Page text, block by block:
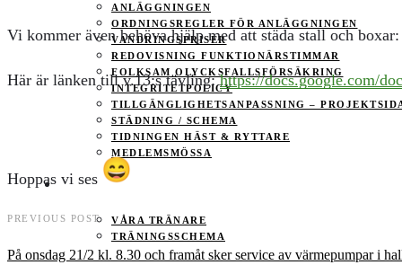
ANLÄGGNINGEN
ORDNINGSREGLER FÖR ANLÄGGNINGEN
VANDRINGSPRISER
REDOVISNING FUNKTIONÄRSTIMMAR
FOLKSAM OLYCKSFALLSFÖRSÄKRING
INTEGRITETPOLICY
TILLGÄNGLIGHETSANPASSNING –
STÄDNING / SCHEMA
TIDNINGEN HÄST & RYTTARE
MEDLEMSMÖSSA
TRÄNING
VÅRA TRÄNARE
TRÄNINGSSCHEMA
Vi kommer även behöva hjälp med att städa stall och
Här är länken till v.13:s tävling:https://docs.google.com/
Hoppas vi ses
PREVIOUS POST
På onsdag 21/2 kl. 8.30 och framåt sker service av värmepumpar i